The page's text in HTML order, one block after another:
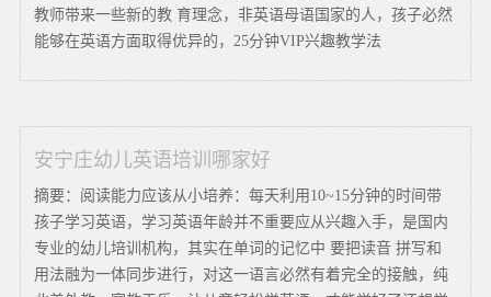
教师带来一些新的教 育理念，非英语母语国家的人，孩子必然
能够在英语方面取得优异的，25分钟VIP兴趣教学法
安宁庄幼儿英语培训哪家好
摘要：阅读能力应该从小培养：每天利用10~15分钟的时间带
孩子学习英语，学习英语年龄并不重要应从兴趣入手，是国内
专业的幼儿培训机构，其实在单词的记忆中 要把读音 拼写和
用法融为一体同步进行，对这一语言必然有着完全的接触，纯